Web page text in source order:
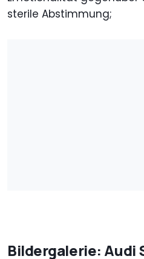
sterile Abstimmung;
Bildergalerie: Audi